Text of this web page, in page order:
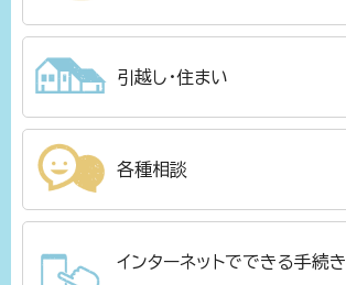
引越し・住まい
各種相談
インターネットでできる手続き